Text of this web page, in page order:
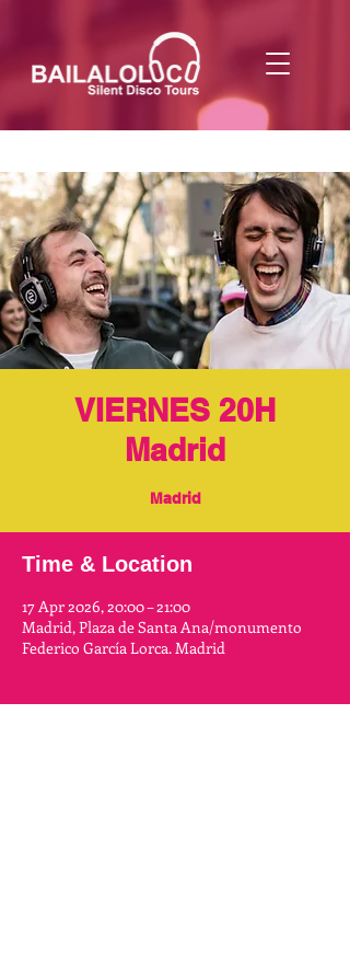
VIERNES 20H
Madrid
Madrid
Time & Location
17 Apr 2026, 20:00 – 21:00
Madrid, Plaza de Santa Ana/monumento
Federico García Lorca. Madrid